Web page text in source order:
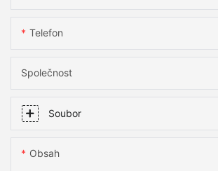
Telefon
Společnost
Soubor
Obsah